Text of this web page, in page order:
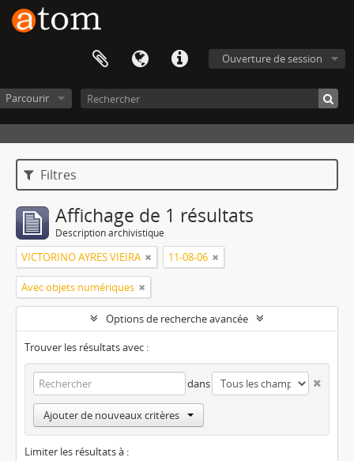
Ouverture de session
Parcourir
Filtres
Affichage de 1 résultats
Description archivistique
VICTORINO AYRES VIEIRA 11-08-06
Avec objets numériques
Options de recherche avancée
Trouver les résultats avec :
dans
Ajouter de nouveaux critères
Limiter les résultats à :